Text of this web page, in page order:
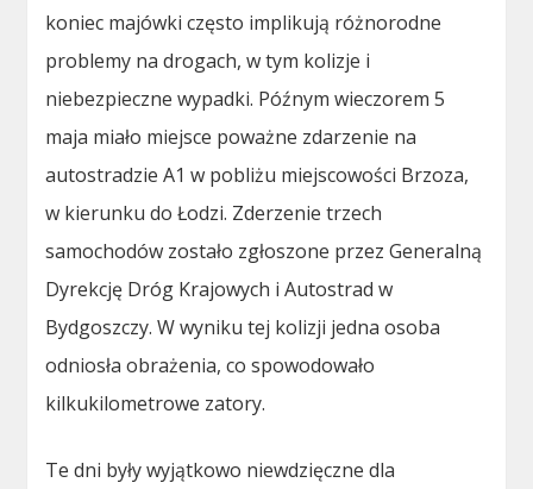
koniec majówki często implikują różnorodne
problemy na drogach, w tym kolizje i
niebezpieczne wypadki. Późnym wieczorem 5
maja miało miejsce poważne zdarzenie na
autostradzie A1 w pobliżu miejscowości Brzoza,
w kierunku do Łodzi. Zderzenie trzech
samochodów zostało zgłoszone przez Generalną
Dyrekcję Dróg Krajowych i Autostrad w
Bydgoszczy. W wyniku tej kolizji jedna osoba
odniosła obrażenia, co spowodowało
kilkukilometrowe zatory.
Te dni były wyjątkowo niewdzięczne dla